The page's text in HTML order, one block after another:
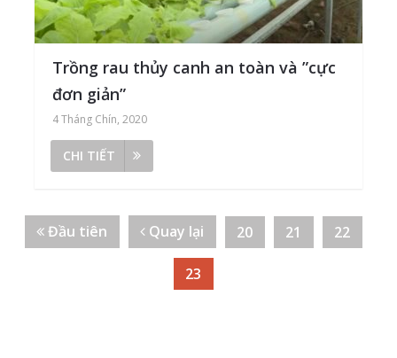
Trồng rau thủy canh an toàn và ”cực
đơn giản”
4 Tháng Chín, 2020
CHI TIẾT
Đầu tiên Quay lại 20 21 22
23